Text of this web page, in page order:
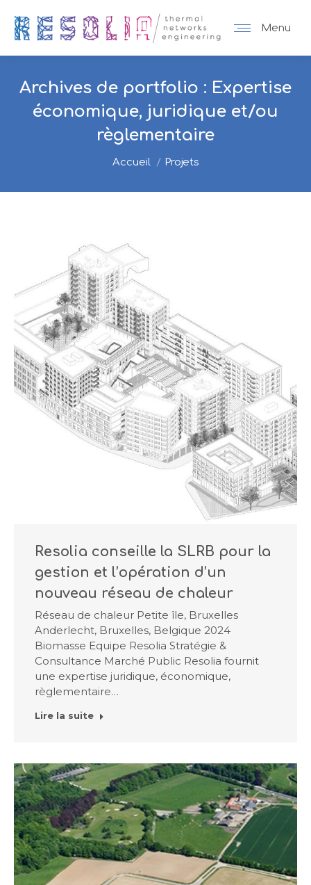
Menu
Archives de portfolio : Expertise
économique, juridique et/ou
règlementaire
Vous êtes ici :
Accueil Projets
Resolia conseille la SLRB pour la
gestion et l’opération d’un
nouveau réseau de chaleur
Réseau de chaleur Petite île, Bruxelles
Anderlecht, Bruxelles, Belgique 2024
Biomasse Equipe Resolia Stratégie &
Consultance Marché Public Resolia fournit
une expertise juridique, économique,
règlementaire…
Lire la suite